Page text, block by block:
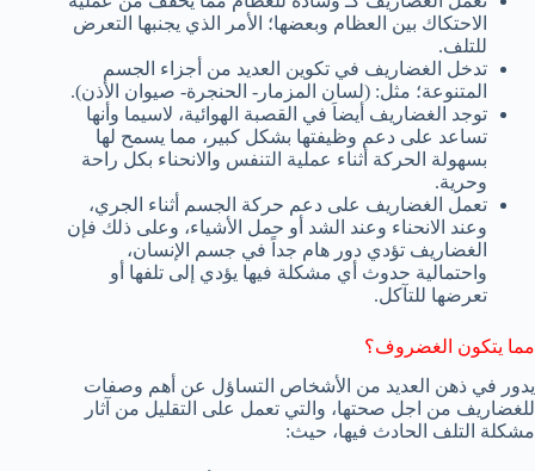
الاحتكاك بين العظام وبعضها؛ الأمر الذي يجنبها التعرض
للتلف.
تدخل الغضاريف في تكوين العديد من أجزاء الجسم
المتنوعة؛ مثل: (لسان المزمار- الحنجرة- صيوان الأذن).
توجد الغضاريف أيضاَ في القصبة الهوائية، لاسيما وأنها
تساعد على دعم وظيفتها بشكل كبير، مما يسمح لها
بسهولة الحركة أثناء عملية التنفس والانحناء بكل راحة
وحرية.
تعمل الغضاريف على دعم حركة الجسم أثناء الجري،
وعند الانحناء وعند الشد أو حمل الأشياء، وعلى ذلك فإن
الغضاريف تؤدي دور هام جداً في جسم الإنسان،
واحتمالية حدوث أي مشكلة فيها يؤدي إلى تلفها أو
تعرضها للتآكل.
مما يتكون الغضروف؟
يدور في ذهن العديد من الأشخاص التساؤل عن أهم وصفات
للغضاريف من اجل صحتها، والتي تعمل على التقليل من آثار
مشكلة التلف الحادث فيها، حيث: